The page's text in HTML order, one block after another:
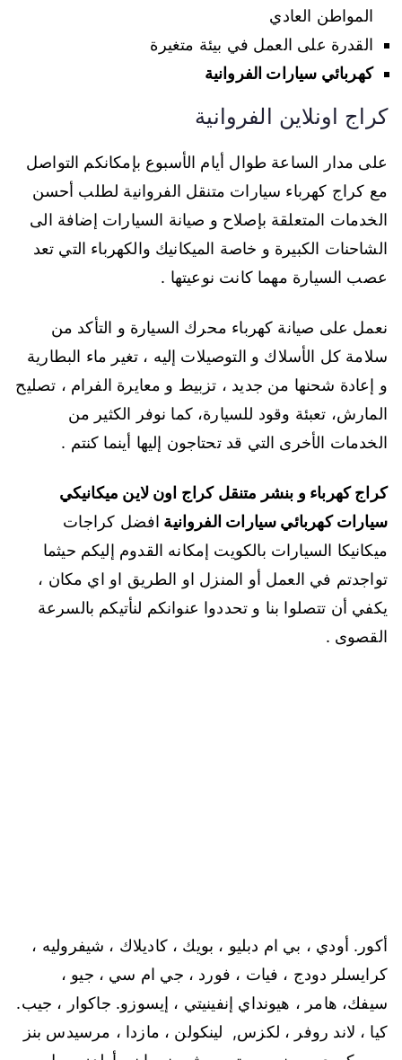
المواطن العادي
القدرة على العمل في بيئة متغيرة
كهربائي سيارات الفروانية
كراج اونلاين الفروانية
على مدار الساعة طوال أيام الأسبوع بإمكانكم التواصل
مع كراج كهرباء سيارات متنقل الفروانية لطلب أحسن
الخدمات المتعلقة بإصلاح و صيانة السيارات إضافة الى
الشاحنات الكبيرة و خاصة الميكانيك والكهرباء التي تعد
عصب السيارة مهما كانت نوعيتها .
نعمل على صيانة كهرباء محرك السيارة و التأكد من
سلامة كل الأسلاك و التوصيلات إليه ، تغير ماء البطارية
و إعادة شحنها من جديد ، تزبيط و معايرة الفرام ، تصليح
المارش، تعبئة وقود للسيارة، كما نوفر الكثير من
الخدمات الأخرى التي قد تحتاجون إليها أينما كنتم .
كراج كهرباء و بنشر متنقل كراج اون لاين ميكانيكي
سيارات كهربائي سيارات الفروانية افضل كراجات
ميكانيكا السيارات بالكويت إمكانه القدوم إليكم حيثما
تواجدتم في العمل أو المنزل او الطريق او اي مكان ،
يكفي أن تتصلوا بنا و تحددوا عنوانكم لنأتيكم بالسرعة
القصوى .
أكور. أودي ، بي ام دبليو ، بويك ، كاديلاك ، شيفروليه ،
كرايسلر دودج ، فيات ، فورد ، جي ام سي ، جيو ،
سيفك، هامر ، هيونداي إنفينيتي ، إيسوزو. جاكوار ، جيب.
كيا ، لاند روفر ، لكزس,
لينكولن ، مازدا ، مرسيدس بنز